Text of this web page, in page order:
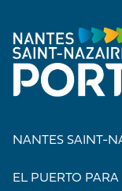
NANTES SAINT-
EL PUERTO